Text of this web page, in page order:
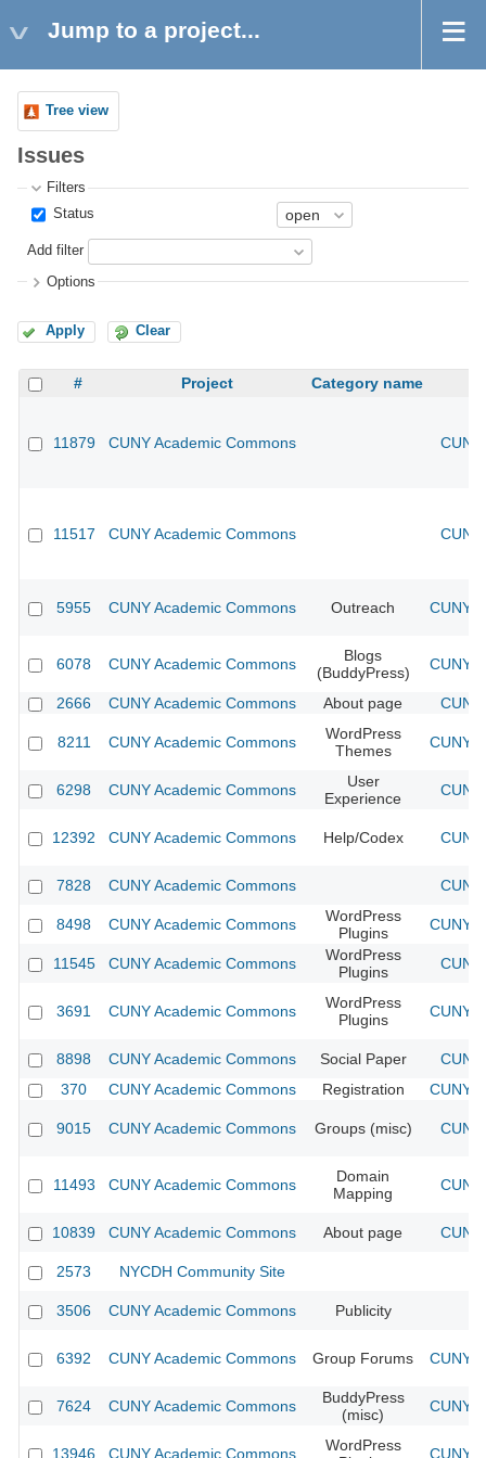
Jump to a project...
Tree view
Issues
Filters
Status
Add filter
Options
Apply Clear
# Project Category name
11879 CUNY Academic Commons
11517 CUNY Academic Commons
5955 CUNY Academic Commons Outreach CUNY
6078 CUNY Academic Commons
Blogs
(BuddyPress)
CUNY
2666 CUNY Academic Commons About page
8211 CUNY Academic Commons
WordPress
Themes
CUNY
6298 CUNY Academic Commons
User
Experience
12392 CUNY Academic Commons Help/Codex
7828 CUNY Academic Commons
8498 CUNY Academic Commons
WordPress
Plugins
CUNY
11545 CUNY Academic Commons
WordPress
Plugins
3691 CUNY Academic Commons
WordPress
Plugins
CUNY
8898 CUNY Academic Commons Social Paper
370
CUNY Academic Commons Registration CUNY
9015 CUNY Academic Commons Groups (misc)
11493 CUNY Academic Commons
Domain
Mapping
10839 CUNY Academic Commons About page
2573 NYCDH Community Site
3506 CUNY Academic Commons Publicity
6392 CUNY Academic Commons Group Forums CUNY
7624 CUNY Academic Commons
BuddyPress
(misc)
CUNY
13946 CUNY Academic Commons
WordPress
CUNY